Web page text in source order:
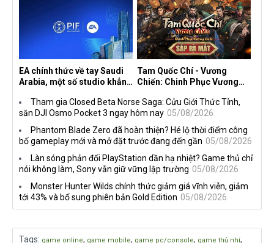
ngầm chiếm đoạt doanh thu trên mọi nền tảng
EA chính thức về tay Saudi
Arabia, một số studio khẳng
lược DEI
Tam Quốc Chí - Vương
Chiến: Chinh Phục Vương
sáu thị trường Đông Nam Á
Tham gia Closed Beta Norse Saga: Cửu Giới Thức Tỉnh,
săn DJI Osmo Pocket 3 ngay hôm nay 05/08/2026
Phantom Blade Zero đã hoàn thiện? Hé lộ thời điểm công
bố gameplay mới và mở đặt trước đang đến gần 05/08/2026
Làn sóng phản đối PlayStation dần hạ nhiệt? Game thủ chỉ
nói không làm, Sony vẫn giữ vững lập trường 05/08/2026
Monster Hunter Wilds chính thức giảm giá vĩnh viễn, giảm
tới 43% và bổ sung phiên bản Gold Edition 05/08/2026
Tags: game online, game mobile, game pc/console, game thủ nhí,